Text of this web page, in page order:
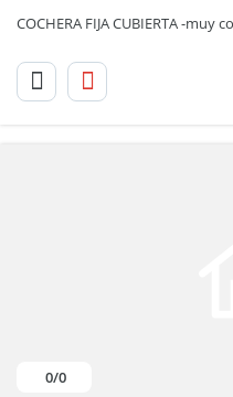
COCHERA FIJA CUBIERTA -muy
0/0